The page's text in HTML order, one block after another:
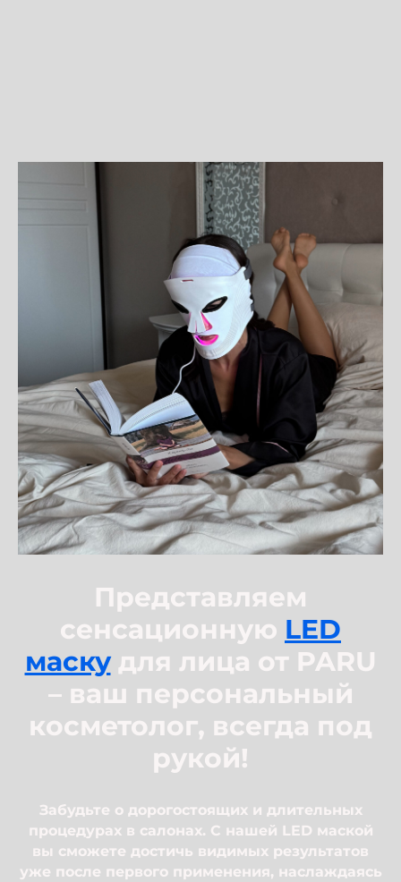
Представляем
сенсационную LED
маскудля лица от PARU
– ваш персональный
косметолог, всегда под
рукой!
Забудьте о дорогостоящих и длительных
процедурах в салонах. С нашей LED маской
вы сможете достичь видимых результатов
уже после первого применения, наслаждаясь